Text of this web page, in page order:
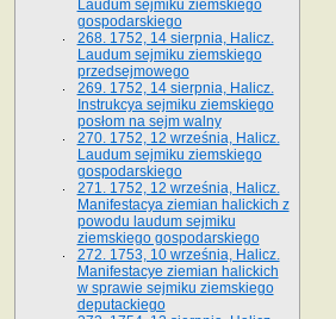
Laudum sejmiku ziemskiego
gospodarskiego
268. 1752, 14 sierpnia, Halicz.
Laudum sejmiku ziemskiego
przedsejmowego
269. 1752, 14 sierpnia, Halicz.
Instrukcya sejmiku ziemskiego
posłom na sejm walny
270. 1752, 12 września, Halicz.
Laudum sejmiku ziemskiego
gospodarskiego
271. 1752, 12 września, Halicz.
Manifestacya ziemian halickich z
powodu laudum sejmiku
ziemskiego gospodarskiego
272. 1753, 10 września, Halicz.
Manifestacye ziemian halickich
w sprawie sejmiku ziemskiego
deputackiego